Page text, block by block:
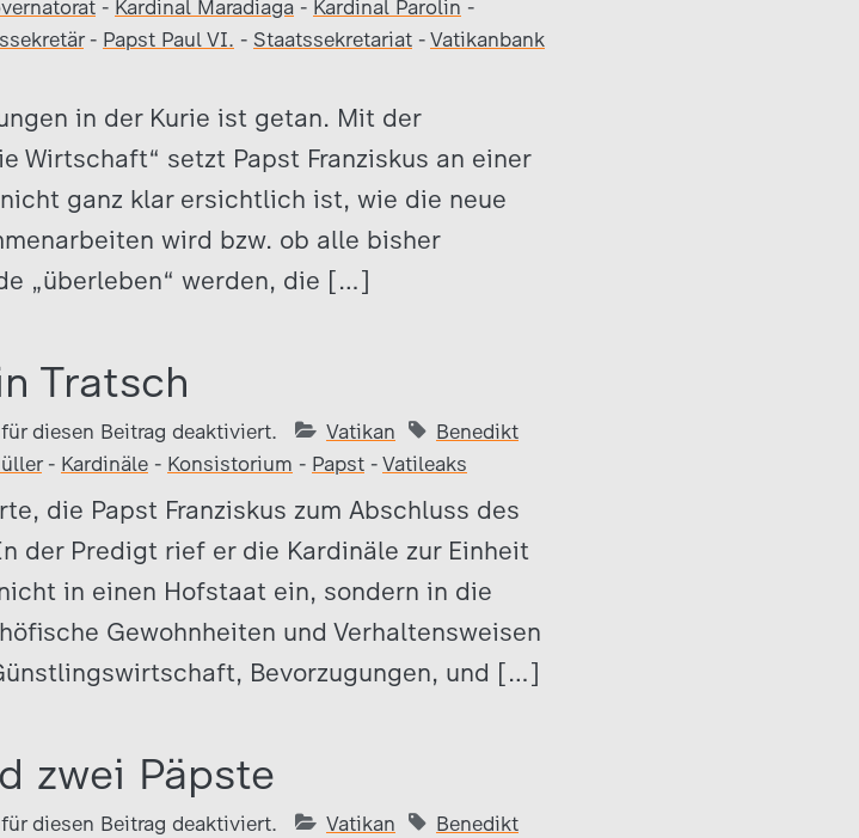
- Kardinal Maradiaga - Kardinal Parolin -
- Papst Paul VI. - Staatssekretariat - Vatikanbank
in der Kurie ist getan. Mit der
Wirtschaft“ setzt Papst Franziskus an einer
ganz klar ersichtlich ist, wie die neue
wird bzw. ob alle bisher
„überleben“ werden, die […]
Tratsch
diesen Beitrag deaktiviert. Vatikan
Benedikt
- Kardinäle - Konsistorium - Papst - Vatileaks
die Papst Franziskus zum Abschluss des
der Predigt rief er die Kardinäle zur Einheit
in einen Hofstaat ein, sondern in die
Gewohnheiten und Verhaltensweisen
Bevorzugungen, und […]
zwei Päpste
diesen Beitrag deaktiviert. Vatikan
Benedikt